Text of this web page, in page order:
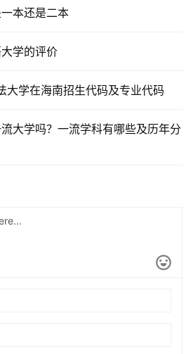
本还是二本
学的评价
大学在海南招生代码及专业代码
大学吗？一流学科有哪些及历年分